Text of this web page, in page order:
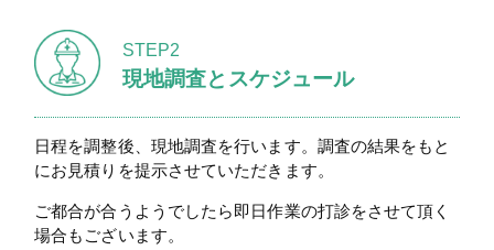
現地調査とスケジュール
STEP2
日程を調整後、現地調査を行います。調査の結果をもと
にお見積りを提示させていただきます。
ご都合が合うようでしたら即日作業の打診をさせて頂く
場合もございます。